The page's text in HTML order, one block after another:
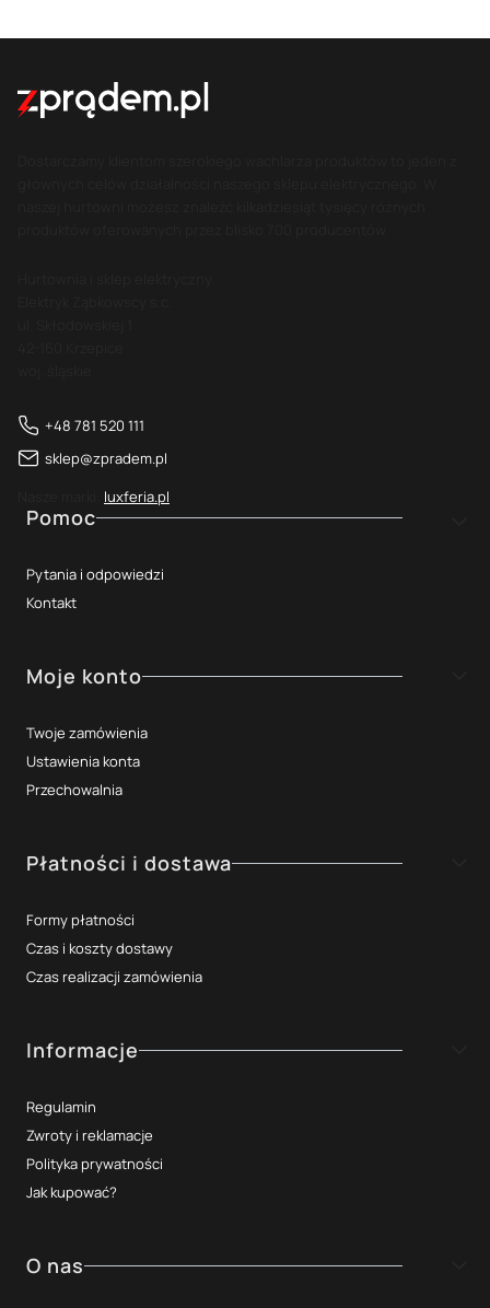
+48 781 520 111
sklep@zpradem.pl
luxferia.pl
Linki w stopce
Pomoc
Pytania i odpowiedzi
Kontakt
Moje konto
Twoje zamówienia
Ustawienia konta
Przechowalnia
Płatności i dostawa
Formy płatności
Czas i koszty dostawy
Czas realizacji zamówienia
Informacje
Regulamin
Zwroty i reklamacje
Polityka prywatności
Jak kupować?
O nas